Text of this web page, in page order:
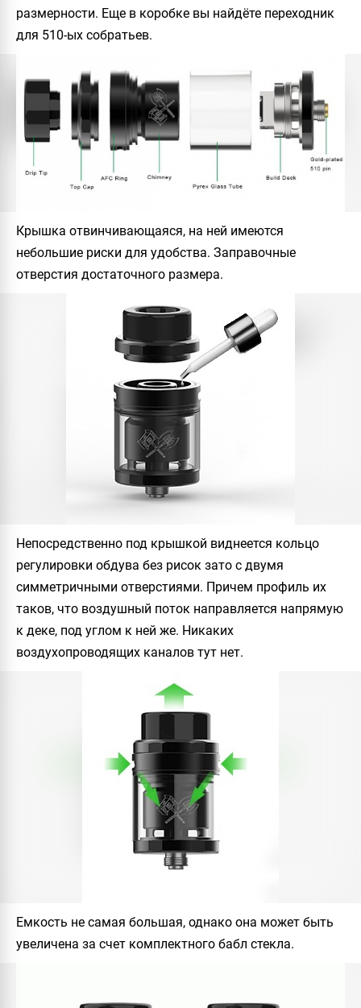
размерности. Еще в коробке вы найдёте переходник
для 510-ых собратьев.
Крышка отвинчивающаяся, на ней имеются
небольшие риски для удобства. Заправочные
отверстия достаточного размера.
Непосредственно под крышкой виднеется кольцо
регулировки обдува без рисок зато с двумя
симметричными отверстиями. Причем профиль их
таков, что воздушный поток направляется напрямую
к деке, под углом к ней же. Никаких
воздухопроводящих каналов тут нет.
Емкость не самая большая, однако она может быть
увеличена за счет комплектного бабл стекла.